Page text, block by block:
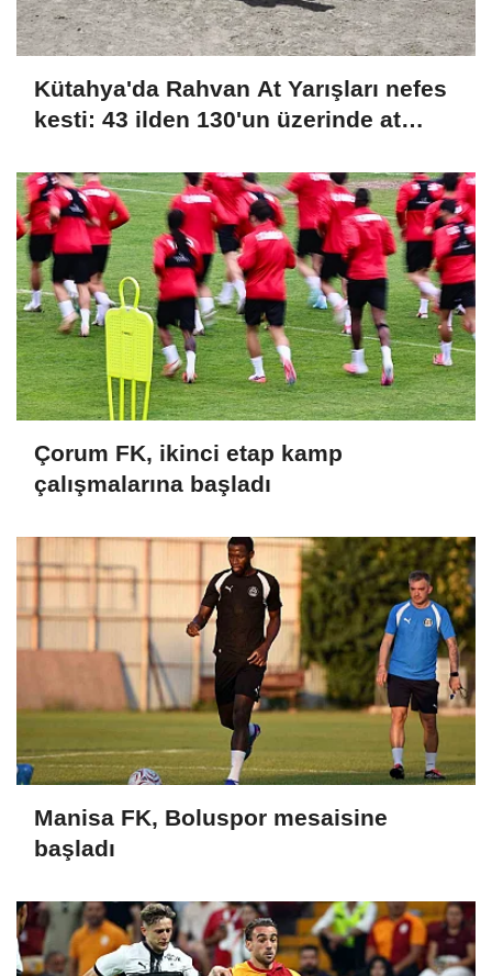
Kütahya'da Rahvan At Yarışları nefes
kesti: 43 ilden 130'un üzerinde at
Çorum FK, ikinci etap kamp
çalışmalarına başladı
Manisa FK, Boluspor mesaisine
başladı